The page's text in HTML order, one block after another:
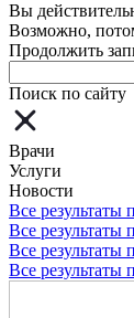
Вы
Возможно,
Продолжить
Поиск по сайту
Врачи
Услуги
Новости
Все результаты
Все результаты
Все результаты
Все результаты